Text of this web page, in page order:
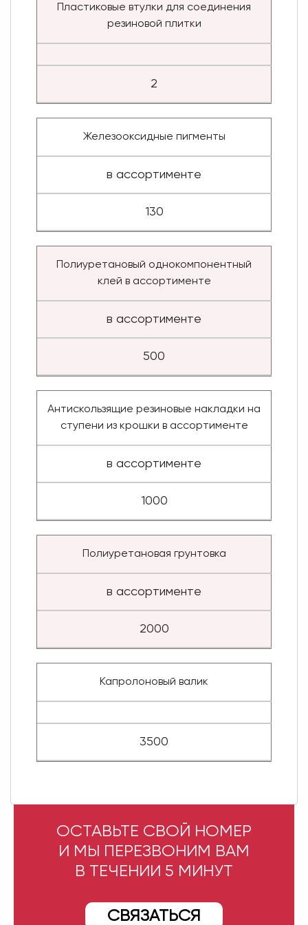
Пластиковые втулки для соединения
резиновой плитки
2
Железооксидные пигменты
в ассортименте
130
Полиуретановый однокомпонентный
клей в ассортименте
в ассортименте
500
Антискользящие резиновые накладки на
ступени из крошки в ассортименте
в ассортименте
1000
Полиуретановая грунтовка
в ассортименте
2000
Капролоновый валик
3500
ОСТАВЬТЕ СВОЙ НОМЕР
И МЫ ПЕРЕЗВОНИМ ВАМ
В ТЕЧЕНИИ 5 МИНУТ
СВЯЗАТЬСЯ